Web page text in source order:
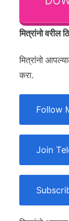
मित्रांनो वरील
मित्रांनो
करा.
Follow
Join